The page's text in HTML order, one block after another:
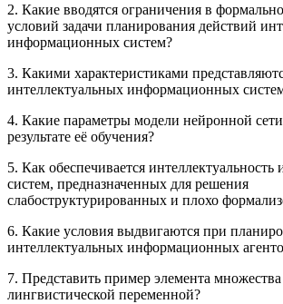
2. Какие вводятся ограничения в
условий задачи планирования действий
информационных систем?
3. Какими характеристиками
интеллектуальных информационных
4. Какие параметры модели нейронной сети
результате её обучения?
5. Как обеспечивается
систем, предназначенных для решения
слабоструктурированных и плохо
6. Какие условия выдвигаются при
интеллектуальных информационных
7. Представить пример элемента
лингвистической переменной?